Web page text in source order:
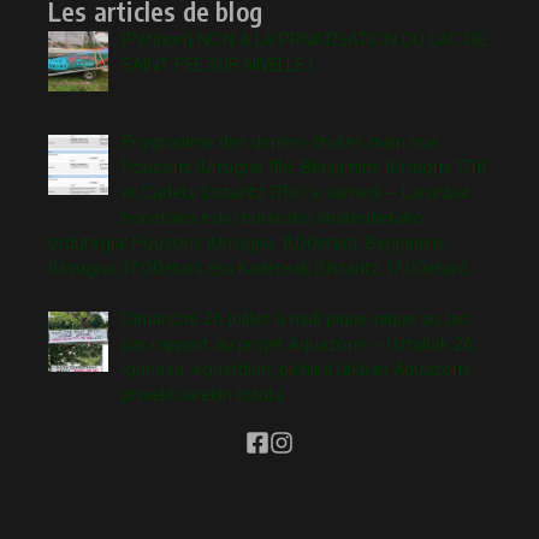
Les articles de blog
[Pétition] NON A LA PRIVATISATION DU LAC DE
SAINT PEE SUR NIVELLE !
Programme des demies-finales main nue
Poussins (Urrugne 11h), Benjamins (Urrugne 17h)
et Cadets (Ustaritz 17h) ce samedi – Larunbat
honetako esku hutsezko finalerdietako
ordutegia: Poussins (Urrugna, 11:00etan), Benjamins
(Urrugna, 17:00etan) eta Kadeteak (Ustaritz, 17:00etan).
Dimanche 26 juillet à midi pique-nique au lac
par rapport au projet Aquazone – Uztailak 26,
igandea, eguerdian: piknika lakuan Aquazone
proiektuarekin lotuta